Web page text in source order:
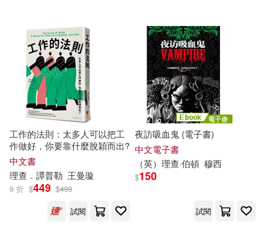
故宮精品(1)
電子書閱讀器(15)
電子書(14923) 有聲書(1011)
百官網公職師資群(162)
厲河(161)
（印）泰戈爾(152)
本書編委會編(150)
行政院主計總處(143)
人民郵電出版社(4270)
中國人民大學出版社(4165)
人民衛生出版社(3725)
化學工業出版社(3483)
北京大學出版社(3421)
中國建築工業出版社(3243)
可海外宅配(240902)
可港澳店取(237249)
可新加坡店取(236084)
可菲律賓店取(237808)
工作的法則：太多人可以把工
作做好，你要靠什麼脫穎而出?
中文書
理查 ．譚普勒 王曼璇
9 折 $449 $499
試閱
夜訪吸血鬼 (電子書)
中文電子書
（英） 理查·伯頓 穆西
$150
試閱